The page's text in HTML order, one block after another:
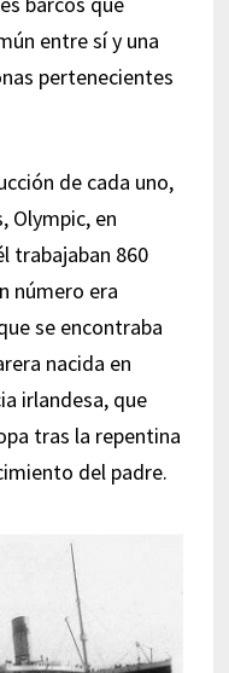
entre sí y una
pertenecientes
de cada uno,
Olympic, en
trabajaban 860
número era
se encontraba
nacida en
irlandesa, que
tras la repentina
del padre.